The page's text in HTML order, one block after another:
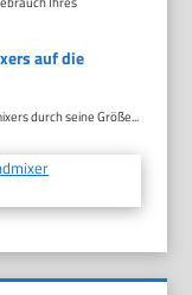
auf die
durch seine Größe...